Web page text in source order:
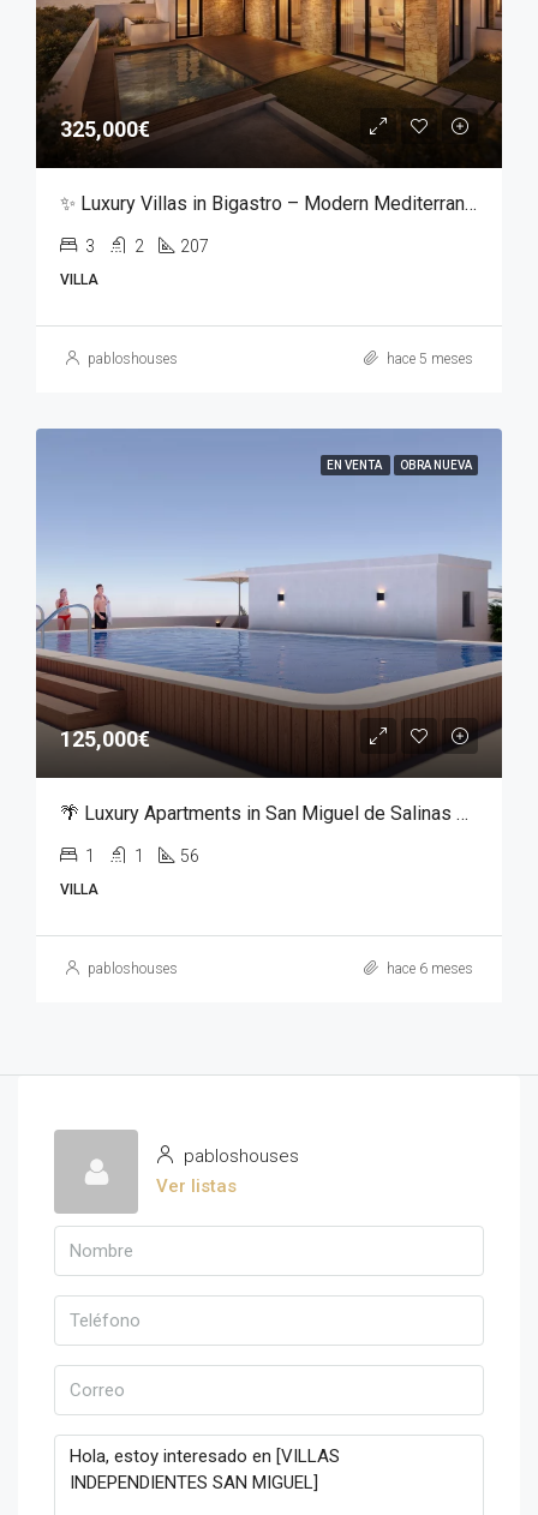
325,000€
✨ Luxury Villas in Bigastro – Modern Mediterranean Living ✨
3 2 207
VILLA
pabloshouses hace 5 meses
EN VENTA OBRA NUEVA
125,000€
🌴 Luxury Apartments in San Miguel de Salinas – From €125,000
1 1 56
VILLA
pabloshouses hace 6 meses
pabloshouses
Ver listas